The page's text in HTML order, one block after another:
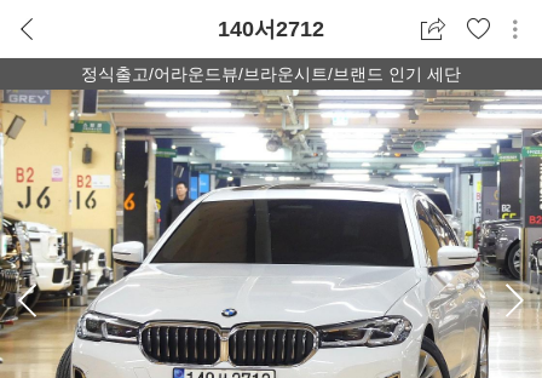
140서2712
정식출고/어라운드뷰/브라운시트/브랜드 인기 세단